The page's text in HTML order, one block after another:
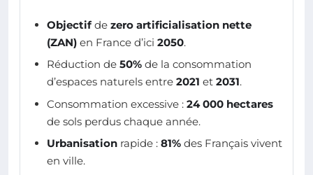
Objectifde zero artificialisation nette
(ZAN) en France d’ici 2050.
Réduction de 50% de la consommation
d’espaces naturels entre 2021 et 2031.
Consommation excessive : 24 000 hectares
de sols perdus chaque année.
Urbanisation rapide : 81% des Français vivent
en ville.